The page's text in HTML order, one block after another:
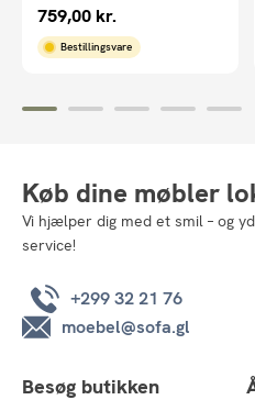
759,00 kr.
Bestillingsvare
Køb dine møbler
Vi hjælper dig med et smil – og
service!
+299 32 21 76
moebel@sofa.gl
Besøg butikken